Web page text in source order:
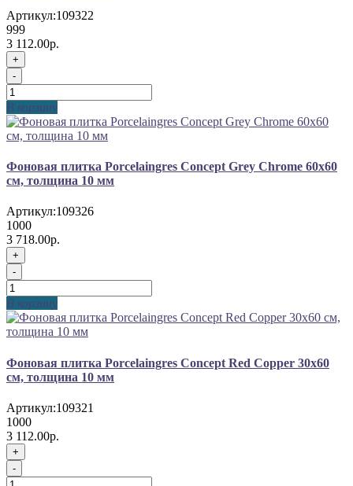
Артикул:109322
999
3 112.00р.
+
-
В корзину
Фоновая плитка Porcelaingres Concept Grey Chrome 60x60
см, толщина 10 мм
Артикул:109326
1000
3 718.00р.
+
-
В корзину
Фоновая плитка Porcelaingres Concept Red Copper 30x60
см, толщина 10 мм
Артикул:109321
1000
3 112.00р.
+
-